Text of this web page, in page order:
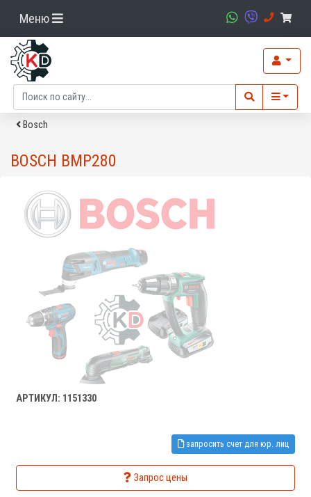
Меню
Bosch
BOSCH BMP280
АРТИКУЛ: 1151330
запросить счет для юр. лиц
Запрос цены